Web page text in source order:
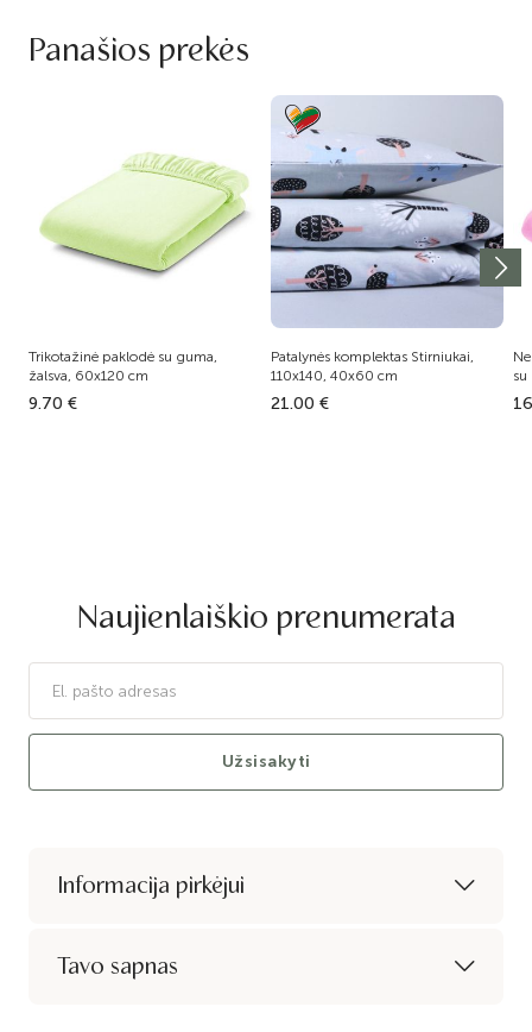
Panašios prekės
Trikotažinė paklodė su guma,
žalsva, 60x120 cm
9.70 €
Patalynės komplektas Stirniukai,
110x140, 40x60 cm
21.00 €
Naujienlaiškio prenumerata
Užsisakyti
Informacija pirkėjui
Tavo sapnas